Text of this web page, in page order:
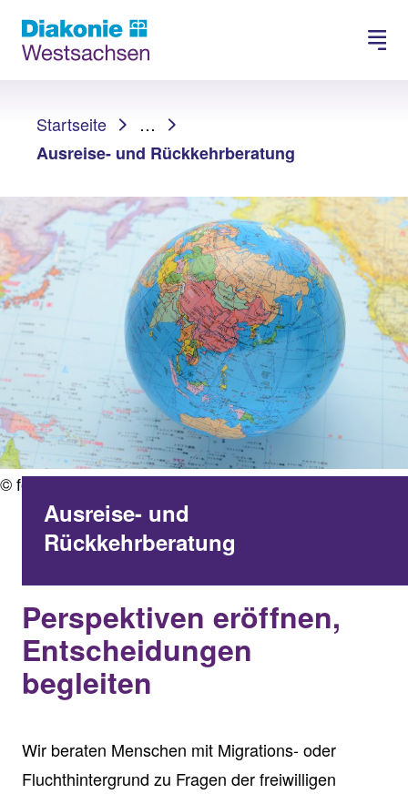
Spenden
Startseite
…
Ausreise- und Rückkehrberatung
© fotolia.com
Ausreise- und
Rückkehrberatung
Perspektiven eröffnen,
Entscheidungen
begleiten
Wir beraten Menschen mit Migrations- oder
Fluchthintergrund zu Fragen der freiwilligen